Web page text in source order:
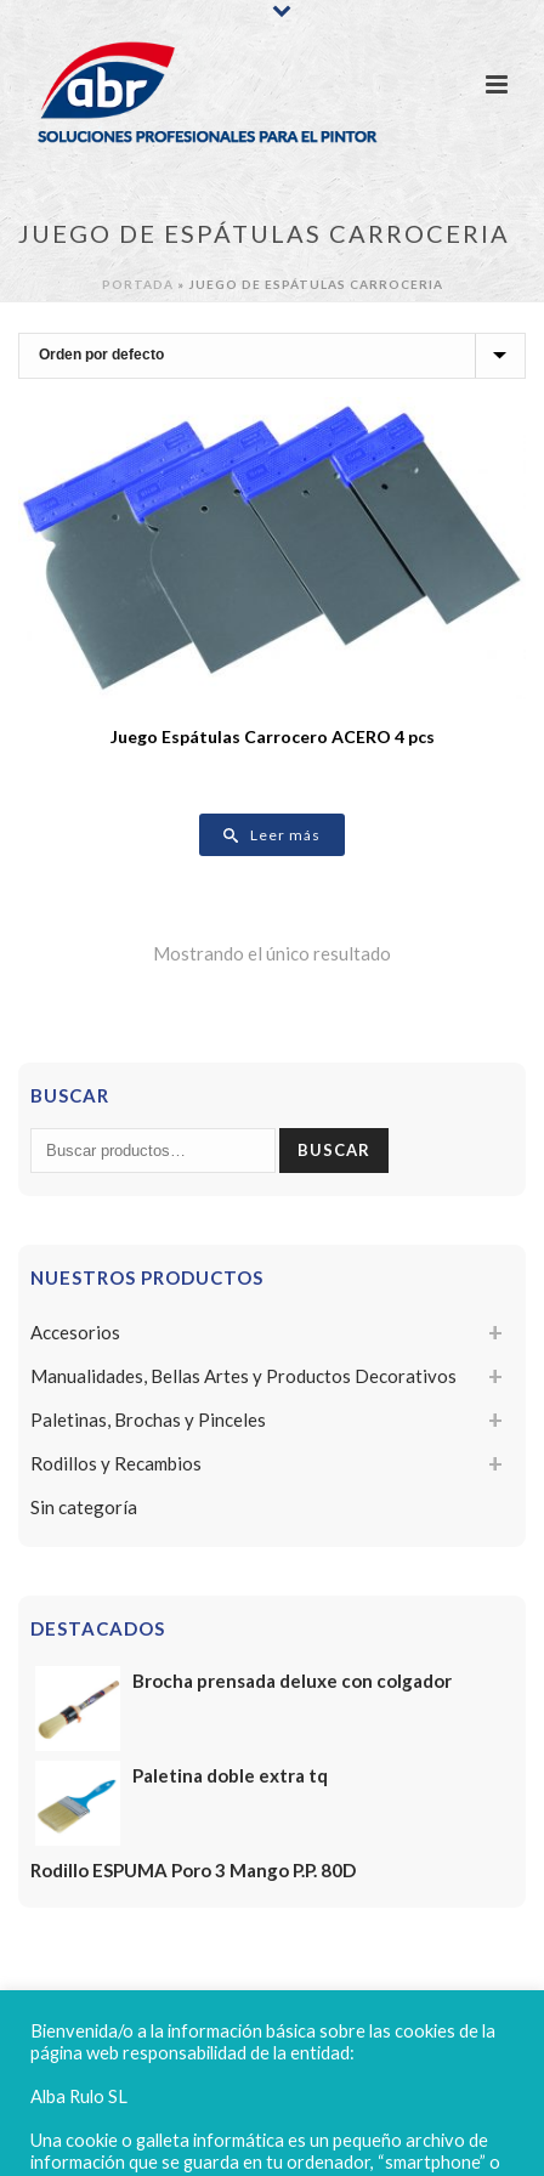
JUEGO DE ESPÁTULAS CARROCERIA
PORTADA » JUEGO DE ESPÁTULAS CARROCERIA
Juego Espátulas Carrocero ACERO 4 pcs
Leer más
Mostrando el único resultado
BUSCAR
Buscar
por:
BUSCAR
NUESTROS PRODUCTOS
Accesorios
Manualidades, Bellas Artes y Productos Decorativos
Paletinas, Brochas y Pinceles
Rodillos y Recambios
Sin categoría
DESTACADOS
Brocha prensada deluxe con colgador
Paletina doble extra tq
Rodillo ESPUMA Poro 3 Mango P.P. 80D
FELICES FIESTAS
Bienvenida/o a la información básica sobre las cookies de la
página web responsabilidad de la entidad:
Alba Rulo SL
Una cookie o galleta informática es un pequeño archivo de
información que se guarda en tu ordenador, “smartphone” o